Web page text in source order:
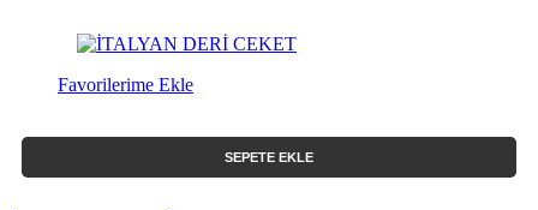
Favorilerime Ekle
SEPETE EKLE